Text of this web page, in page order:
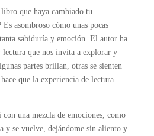
que haya cambiado tu
asombroso cómo unas pocas
sabiduría y emoción. El autor ha
que nos invita a explorar y
partes brillan, otras se sienten
que la experiencia de lectura
una mezcla de emociones, como
y se vuelve, dejándome sin aliento y